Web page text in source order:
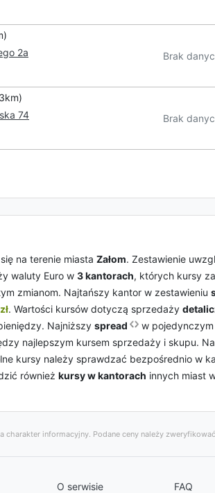
2a
Brak
74
Brak
na terenie miasta Załom. Zestawienie
waluty Euro w 3 kantorach, których kursy
zmianom. Najtańszy kantor w zestawieniu
. Wartości kursów dotyczą sprzedaży
Najniższy spread w
najlepszym kursem sprzedaży i skupu.
kursy należy sprawdzać bezpośrednio w
również kursy w kantorach innych miast
charakter informacyjny. Podane ceny należy
O serwisie FAQ